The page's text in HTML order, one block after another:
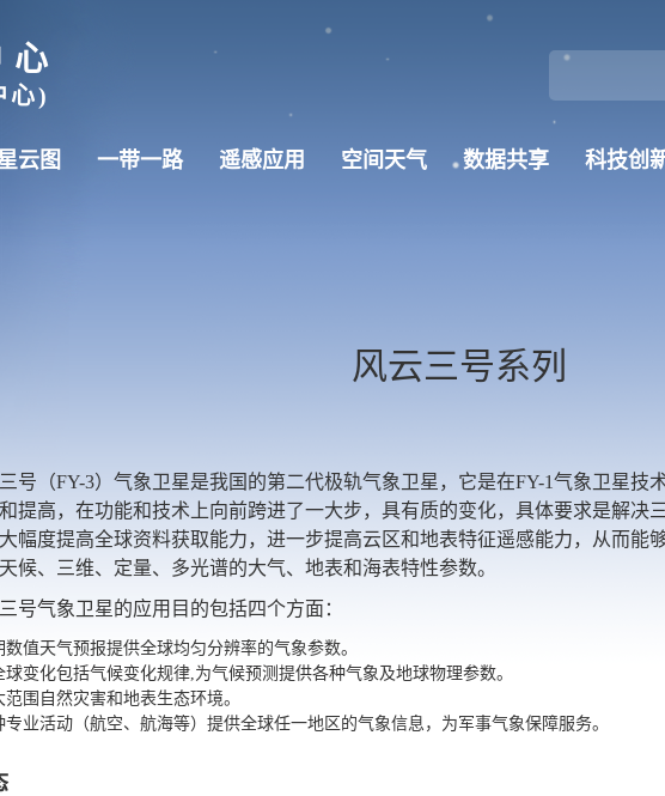
心)
云图 一带一路 遥感应用 空间天气 数据共享 科技创
风云三号系列
号（FY-3）气象卫星是我国的第二代极轨气象卫星，它是在FY-1气象卫星技
提高，在功能和技术上向前跨进了一大步，具有质的变化，具体要求是解决
幅度提高全球资料获取能力，进一步提高云区和地表特征遥感能力，从而能
候、三维、定量、多光谱的大气、地表和海表特性参数。
号气象卫星的应用目的包括四个方面：
数值天气预报提供全球均匀分辨率的气象参数。
球变化包括气候变化规律,为气候预测提供各种气象及地球物理参数。
范围自然灾害和地表生态环境。
专业活动（航空、航海等）提供全球任一地区的气象信息，为军事气象保障服务。